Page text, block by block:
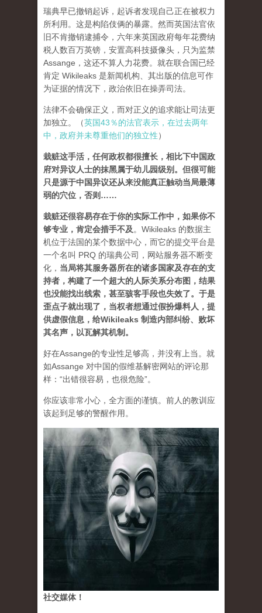
瑞典早已撤销起诉，起诉者发现自己正在被权力
所利用。这是构陷伎俩的暴露。然而英国法官依
旧不肯撤销逮捕令，六年来英国政府每年花费纳
税人数百万英镑，安置高科技摄像头，只为监禁
Assange，这还不算人力花费。就在联合国已经
肯定 Wikileaks 是新闻机构、其出版的信息可作
为证据的情况下，政治依旧在操弄司法。
法律不会确保正义，而对正义的追求能让司法更
加独立。（英国43％的法官表示，在过去两年
中，政府并未尊重他们的独立性）
栽赃这手活，任何政权都很擅长，相比下中国政
府对异议人士的抹黑属于幼儿园级别。但很可能
只是源于中国异议还从来没能真正触动当局最薄
弱的穴位，否则……
栽赃还很容易存在于你的实际工作中，如果你不
够专业，肯定会措手不及 。 Wikileaks 的数据主
机位于法国的某个数据中心，而它的提交平台是
一个名叫 PRQ 的瑞典公司，网站服务器不断变
化， 当局将其服务器所在的诸多国家及存在的支
持者，构建了一个超大的人际关系分布图，结果
也没能找出线索，甚至骇客手段也失效了。于是
歪点子就出现了，当权者想通过假扮爆料人，提
供虚假信息，给Wikileaks 制造内部纠纷、败坏
其名声，以瓦解其机制。
好在Assange的专业性足够高，并没有上当。就
如Assange 对中国的假维基解密网站的评论那
样： “出错很容易，也很危险”。
你应该非常小心，全方面的谨慎。前人的教训应
该起到足够的警醒作用。
社交媒体！